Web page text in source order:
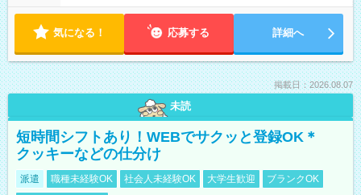
気になる！ 応募する 詳細へ
掲載日：2026.08.07
未読
短時間シフトあり！WEBでサクッと登録OK＊
クッキーなどの仕分け
派遣 職種未経験OK 社会人未経験OK 大学生歓迎
ブランクOK